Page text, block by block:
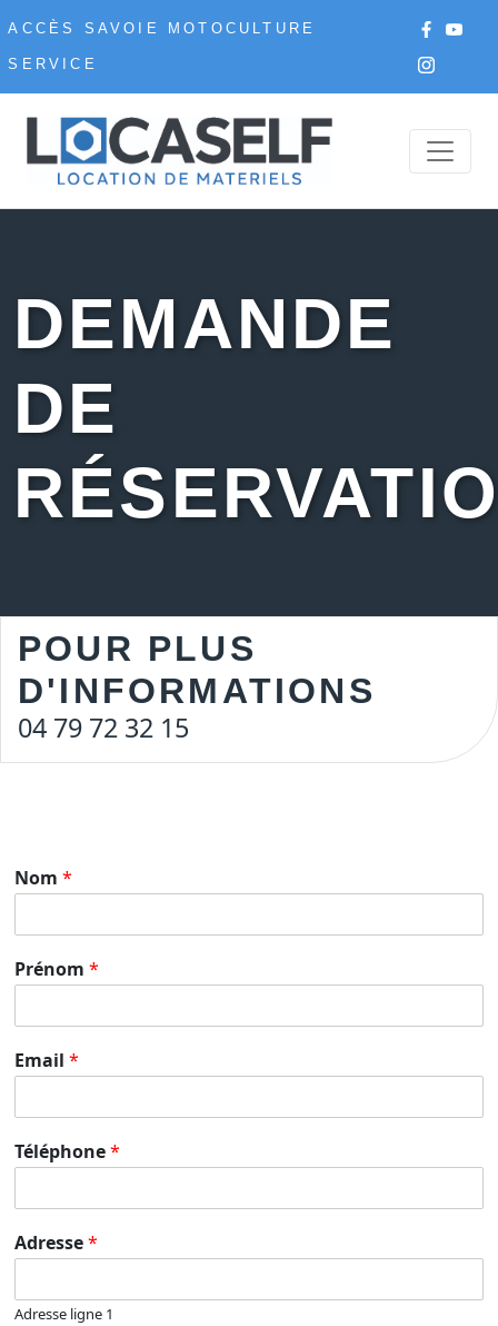
ACCÈS SAVOIE MOTOCULTURE
SERVICE
DEMANDE
DE
POUR PLUS
D'INFORMATIONS
04 79 72 32 15
Nom *
Prénom *
Email *
Téléphone*
Adresse*
Adresse ligne 1